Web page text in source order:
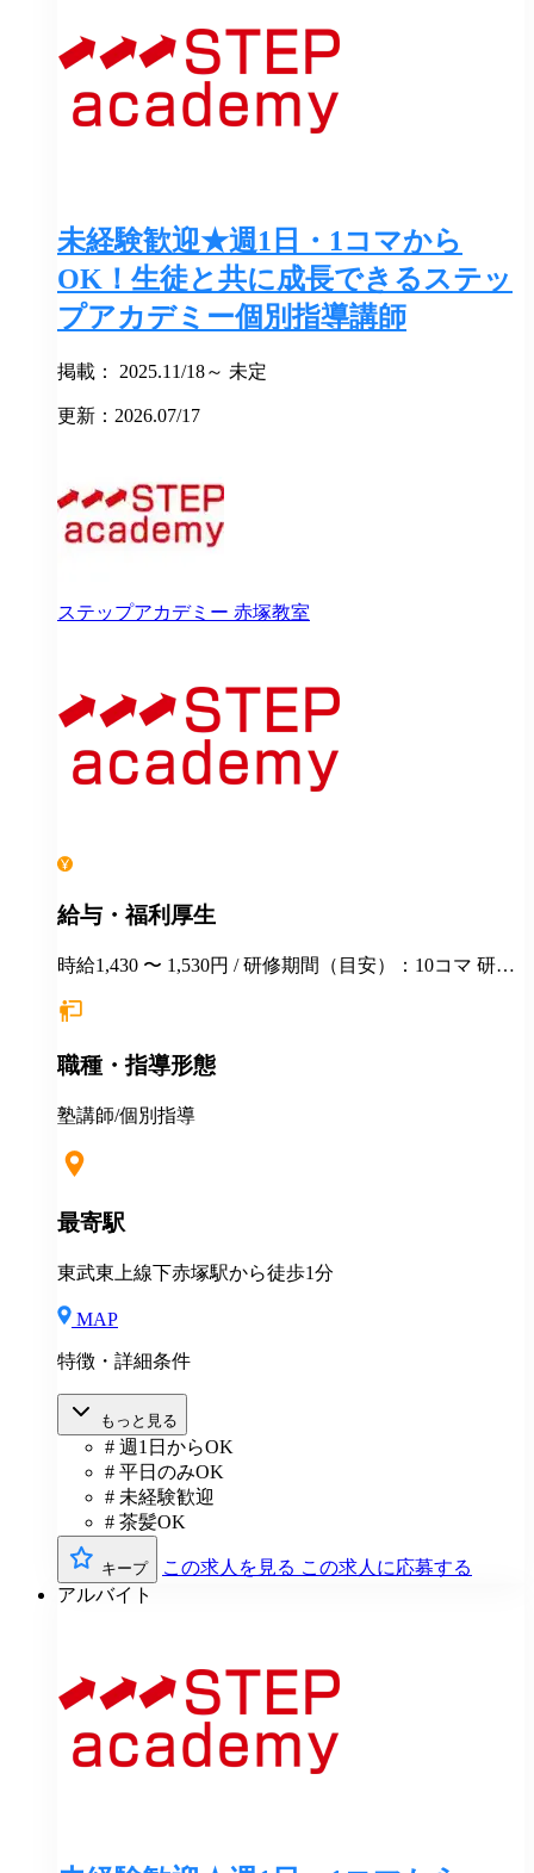
未経験歓迎★週1日・1コマから
OK！生徒と共に成長できるステッ
プアカデミー個別指導講師
掲載： 2025.11/18～ 未定
更新：2026.07/17
ステップアカデミー 赤塚教室
給与・福利厚生
時給1,430 〜 1,530円 / 研修期間（目安）：10コマ 研修
職種・指導形態
塾講師/個別指導
最寄駅
東武東上線下赤塚駅から徒歩1分
MAP
特徴・詳細条件
もっと見る
# 週1日からOK
# 平日のみOK
# 未経験歓迎
# 茶髪OK
キープ この求人を見る この求人に応募する
アルバイト